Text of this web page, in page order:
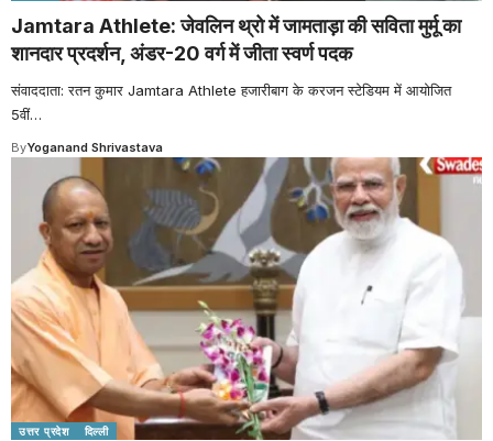
Jamtara Athlete: जेवलिन थ्रो में जामताड़ा की सविता मुर्मू का
शानदार प्रदर्शन, अंडर-20 वर्ग में जीता स्वर्ण पदक
संवाददाता: रतन कुमार Jamtara Athlete हजारीबाग के करजन स्टेडियम में आयोजित
5वीं…
ByYoganand Shrivastava
उत्तर प्रदेश दिल्ली